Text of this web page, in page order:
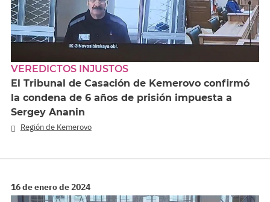
VEREDICTOS INJUSTOS
El Tribunal de Casación de Kemerovo confirmó
la condena de 6 años de prisión impuesta a
Sergey Ananin
Región de Kemerovo
16 de enero de 2024